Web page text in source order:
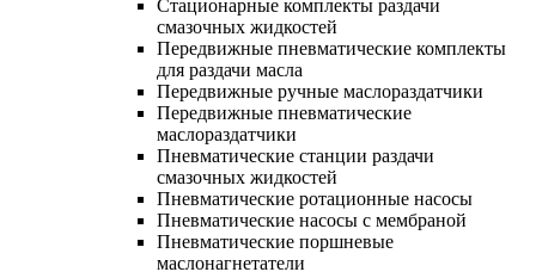
Стационарные комплекты раздачи
смазочных жидкостей
Передвижные пневматические комплекты
для раздачи масла
Передвижные ручные маслораздатчики
Передвижные пневматические
маслораздатчики
Пневматические станции раздачи
смазочных жидкостей
Пневматические ротационные насосы
Пневматические насосы с мембраной
Пневматические поршневые
маслонагнетатели